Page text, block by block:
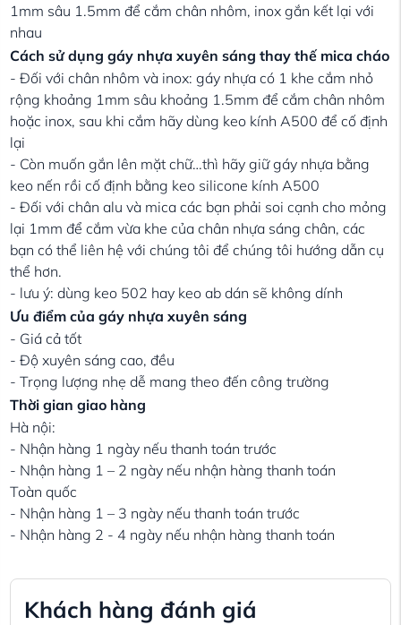
1mm sâu 1.5mm để cắm chân nhôm, inox gắn kết lại với
nhau
Cách sử dụng gáy nhựa xuyên sáng thay thế mica cháo
- Đối với chân nhôm và inox: gáy nhựa có 1 khe cắm nhỏ
rộng khoảng 1mm sâu khoảng 1.5mm để cắm chân nhôm
hoặc inox, sau khi cắm hãy dùng keo kính A500 để cố định
lại
- Còn muốn gắn lên mặt chữ…thì hãy giữ gáy nhựa bằng
keo nến rồi cố định bằng keo silicone kính A500
- Đối với chân alu và mica các bạn phải soi cạnh cho mỏng
lại 1mm để cắm vừa khe của chân nhựa sáng chân, các
bạn có thể liên hệ với chúng tôi để chúng tôi hướng dẫn cụ
thể hơn.
- lưu ý: dùng keo 502 hay keo ab dán sẽ không dính
Ưu điểm của gáy nhựa xuyên sáng
- Giá cả tốt
- Độ xuyên sáng cao, đều
- Trọng lượng nhẹ dễ mang theo đến công trường
Thời gian giao hàng
Hà nội:
- Nhận hàng 1 ngày nếu thanh toán trước
- Nhận hàng 1 – 2 ngày nếu nhận hàng thanh toán
Toàn quốc
- Nhận hàng 1 – 3 ngày nếu thanh toán trước
- Nhận hàng 2 - 4 ngày nếu nhận hàng thanh toán
Khách hàng đánh giá